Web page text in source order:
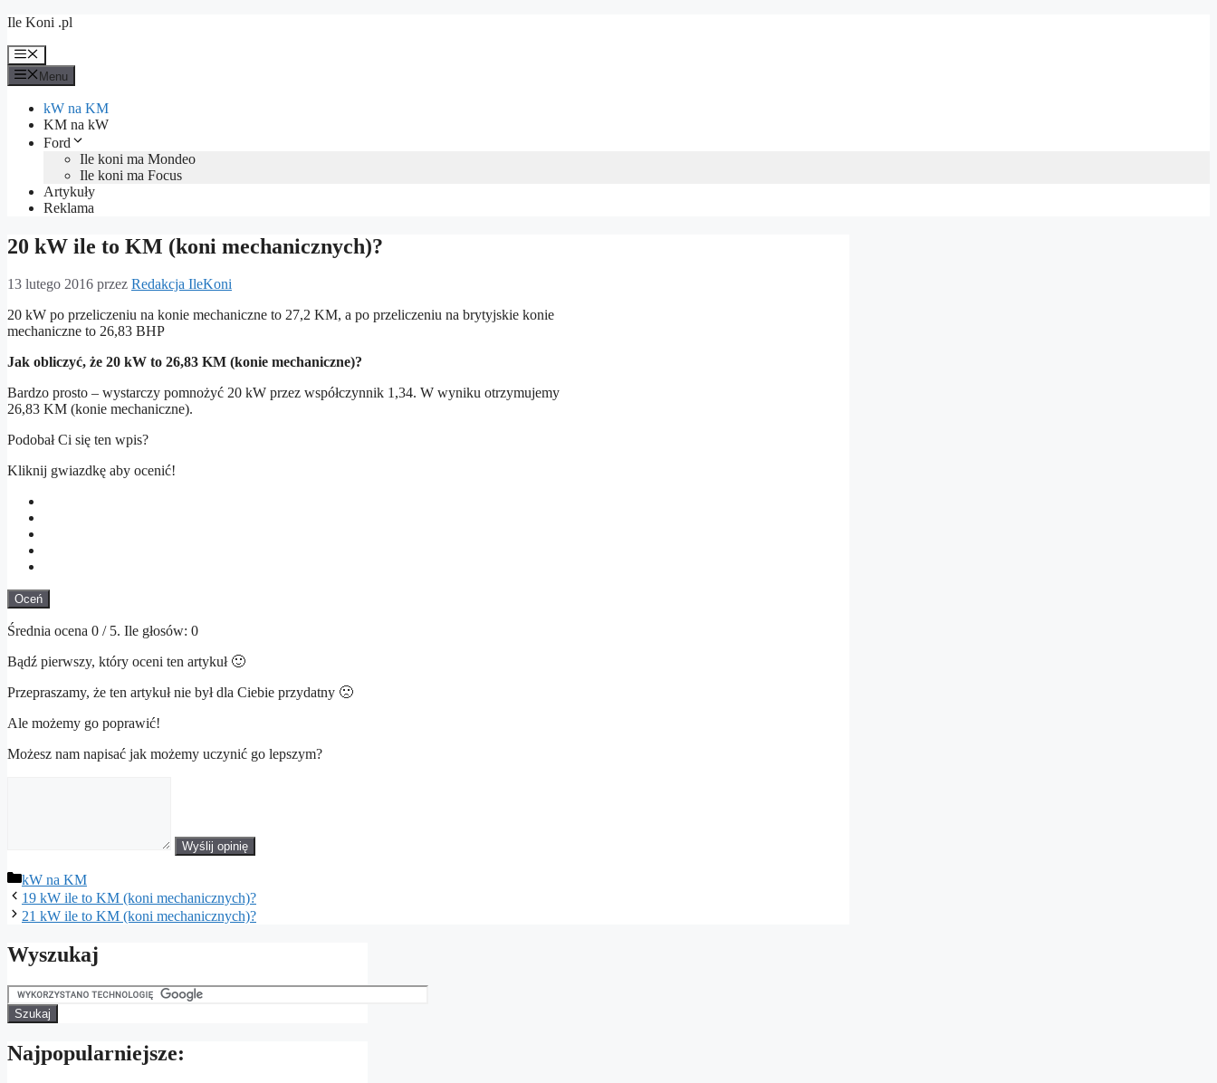
Przejdź
treści
Ile Koni .pl
Menu
Menu
kW na KM
KM na kW
Ford
Ile koni ma Mondeo
Ile koni ma Focus
Artykuły
Reklama
20 kW ile to KM (koni mechanicznych)?
13 lutego 2016 przez Redakcja IleKoni
20 kW po przeliczeniu na konie mechaniczne to 27,2 KM, a po przeliczeniu na brytyjskie konie
mechaniczne to 26,83 BHP
Jak obliczyć, że 20 kW to 26,83 KM (konie mechaniczne)?
Bardzo prosto – wystarczy pomnożyć 20 kW przez współczynnik 1,34. W wyniku otrzymujemy
26,83 KM (konie mechaniczne).
Podobał Ci się ten wpis?
Kliknij gwiazdkę aby ocenić!
Oceń
Średnia ocena 0 / 5. Ile głosów: 0
Bądź pierwszy, który oceni ten artykuł 🙂
Przepraszamy, że ten artykuł nie był dla Ciebie przydatny 🙁
Ale możemy go poprawić!
Możesz nam napisać jak możemy uczynić go lepszym?
Wyślij opinię
Kategorie
kW na KM
19 kW ile to KM (koni mechanicznych)?
21 kW ile to KM (koni mechanicznych)?
Wyszukaj
Najpopularniejsze: